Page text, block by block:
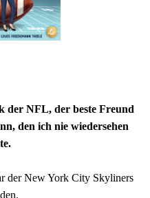
der NFL, der beste Freund
den ich nie wiedersehen
der New York City Skyliners